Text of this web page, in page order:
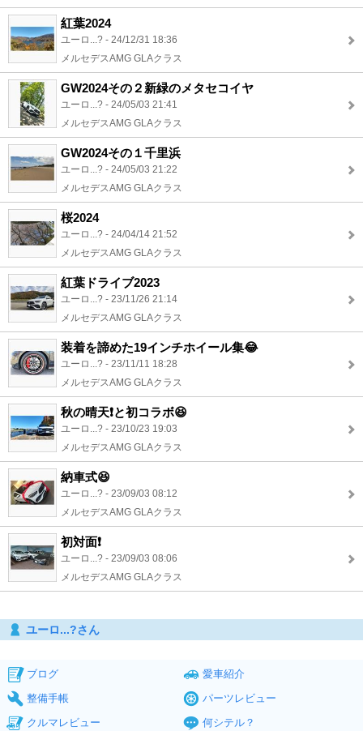
紅葉2024
ユーロ...? - 24/12/31 18:36
メルセデスAMG GLAクラス
GW2024その２新緑のメタセコイヤ
ユーロ...? - 24/05/03 21:41
メルセデスAMG GLAクラス
GW2024その１千里浜
ユーロ...? - 24/05/03 21:22
メルセデスAMG GLAクラス
桜2024
ユーロ...? - 24/04/14 21:52
メルセデスAMG GLAクラス
紅葉ドライブ2023
ユーロ...? - 23/11/26 21:14
メルセデスAMG GLAクラス
装着を諦めた19インチホイール集😂
ユーロ...? - 23/11/11 18:28
メルセデスAMG GLAクラス
秋の晴天❗️と初コラボ😆
ユーロ...? - 23/10/23 19:03
メルセデスAMG GLAクラス
納車式😆
ユーロ...? - 23/09/03 08:12
メルセデスAMG GLAクラス
初対面❗️
ユーロ...? - 23/09/03 08:06
メルセデスAMG GLAクラス
ユーロ...?さん
ブログ
愛車紹介
整備手帳
パーツレビュー
クルマレビュー
何シテル？